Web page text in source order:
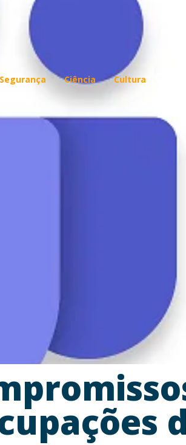
Segurança Ciência Cultura